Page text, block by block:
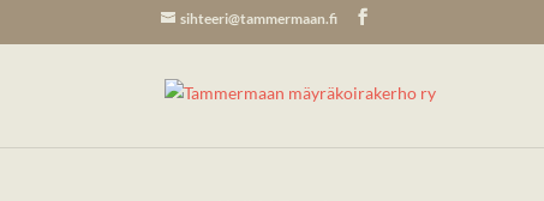
sihteeri@tammermaan.fi